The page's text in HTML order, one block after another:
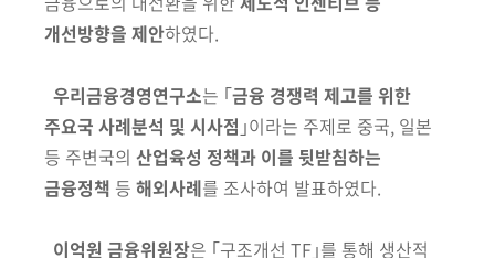
개선방향을 제안하였다.
우리금융경영연구소는 ｢금융 경쟁력 제고를 위한
주요국 사례분석 및 시사점 ｣이라는 주제로 중국, 일본
등 주변국의 산업육성 정책과 이를 뒷받침하는
금융정책 등 해외사례를 조사하여 발표하였다.
이억원 금융위원장은 ｢구조개선 TF｣를 통해 생산적